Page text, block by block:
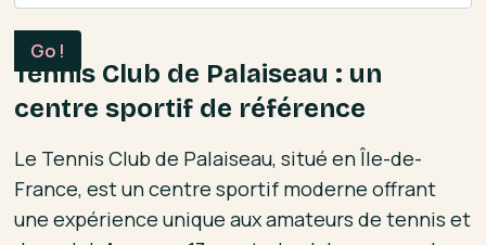
Tennis Club de Palaiseau : un
centre sportif de référence
Le Tennis Club de Palaiseau, situé en Île-de-
France, est un centre sportif moderne offrant
une expérience unique aux amateurs de tennis et